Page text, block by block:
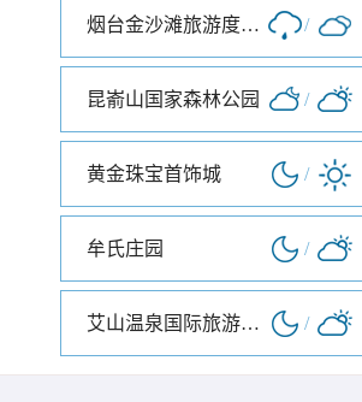
烟台金沙滩旅游度假区 /
昆嵛山国家森林公园 /
黄金珠宝首饰城 /
牟氏庄园 /
艾山温泉国际旅游度假村 /